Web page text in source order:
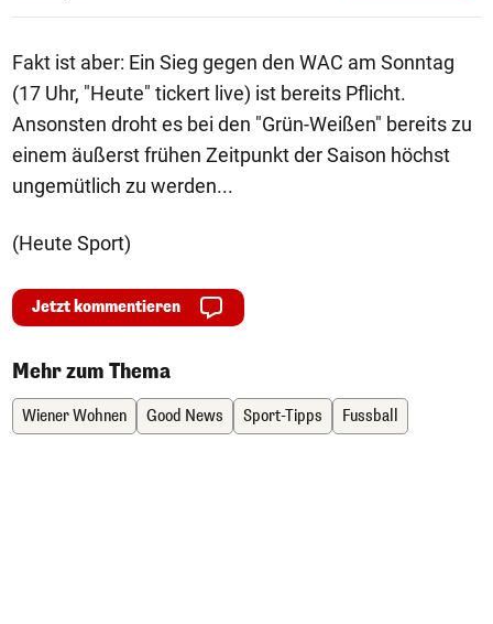
Fakt ist aber: Ein Sieg gegen den WAC am Sonntag
(17 Uhr, "Heute" tickert live) ist bereits Pflicht.
Ansonsten droht es bei den "Grün-Weißen" bereits zu
einem äußerst frühen Zeitpunkt der Saison höchst
ungemütlich zu werden...
(Heute Sport)
Jetzt kommentieren
Mehr zum Thema
Wiener Wohnen Good News Sport-Tipps Fussball